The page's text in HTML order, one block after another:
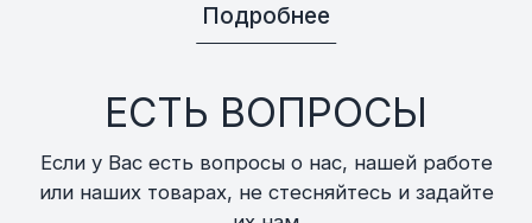
Подробнее
ЕСТЬ ВОПРОСЫ
Если у Вас есть вопросы о нас, нашей работе
или наших товарах, не стесняйтесь и задайте